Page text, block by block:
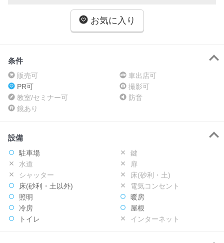
お気に入り
条件
販売可
車出店可
PR可
撮影可
教室/セミナー可
防音
鏡あり
設備
駐車場
鍵
水道
扉
シャッター
床(砂利・土)
床(砂利・土以外)
電気コンセント
照明
暖房
冷房
屋根
トイレ
インターネット